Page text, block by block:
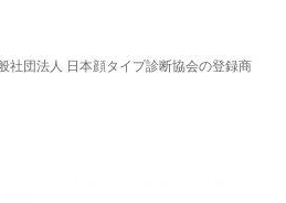
社団法人 日本顔タイプ診断協会の登録商